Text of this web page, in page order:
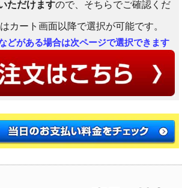
ただけますので、そちらでご確認くだ
カート画面以降で選択が可能です。
どがある場合は次ページで選択できます